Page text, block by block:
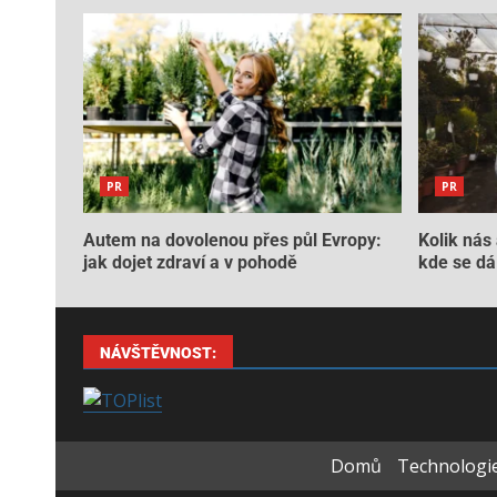
PR
Autem na dovolenou přes půl Evropy:
jak dojet zdraví a v pohodě
PR
Kolik nás
kde se
NÁVŠTĚVNOST:
Domů